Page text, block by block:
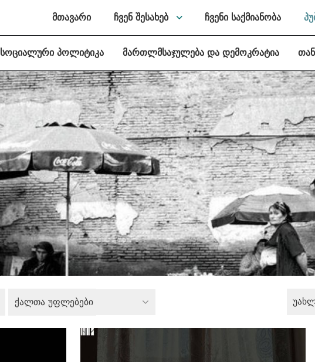
მთავარი ჩვენ შესახებ ჩვენი საქმიანობა
სოციალური პოლიტიკა მართლმსაჯულება და დემოკრატია
ქალთა უფლებები